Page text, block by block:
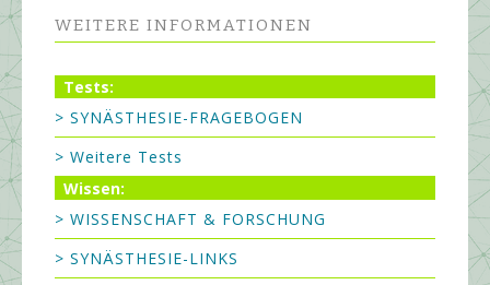
WEITERE INFORMATIONEN
Tests:
> SYNÄSTHESIE-FRAGEBOGEN
> Weitere Tests
Wissen:
> WISSENSCHAFT & FORSCHUNG
> SYNÄSTHESIE-LINKS